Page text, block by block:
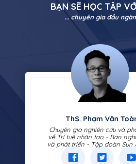
BẠN SẼ HỌC TẬP
... chuyên gia đầu
ThS. Phạm Văn
Chuyên gia nghiên cứu và
về Trí tuệ nhân tạo - Ban
và phát triển - Tập đoàn Sun